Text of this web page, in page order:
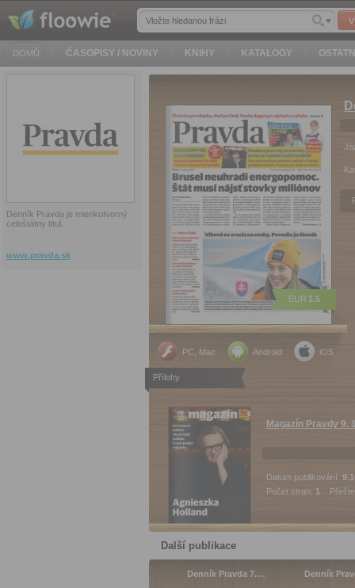
DOMŮ ČASOPISY / NOVINY KNIHY KATALOGY
Denník Pravda je mienkotvorný
celoštátny titul.
www.pravda.sk
PC, Mac Android iOS
EUR 1.5
Přílohy
Magazín Pravdy 9.
Datum publikování:
Počet stran: 1
Další publikace
Denník Pravda 7.… Denník